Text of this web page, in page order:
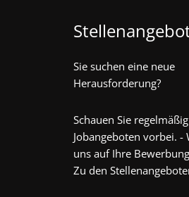
Sie suchen eine neue
Herausforderung?
Schauen Sie
Jobangeboten vorbei. -
uns auf Ihre
Zu den